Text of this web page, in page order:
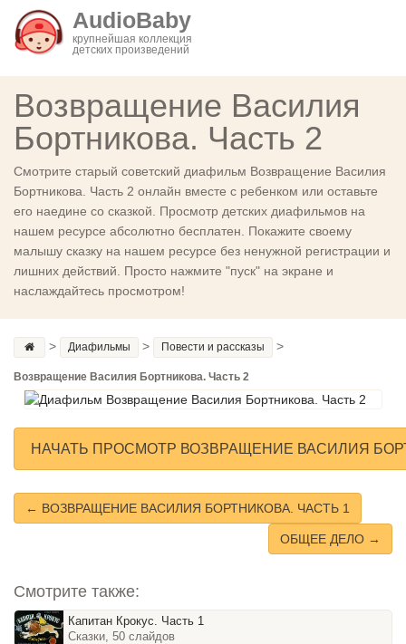
AudioBaby
крупнейшая коллекция
детских произведений
Возвращение Василия
Бортникова. Часть 2
Смотрите старый советский диафильм Возвращение Василия
Бортникова. Часть 2 онлайн вместе с ребенком или оставьте
его наедине со сказкой. Просмотр детских диафильмов на
нашем ресурсе абсолютно бесплатен. Покажите своему
малышу сказку на нашем ресурсе без ненужной регистрации и
лишних действий. Просто нажмите "пуск" на экране и
наслаждайтесь просмотром!
> Диафильмы > Повести и рассказы >
Возвращение Василия Бортникова. Часть 2
НАЧАТЬ ПРОСМОТР ВОЗВРАЩЕНИЕ ВАСИЛИЯ
← ВОЗВРАЩЕНИЕ ВАСИЛИЯ БОРТНИКОВА. ЧАСТЬ 1
ОБЩЕЕ ДЕЛО →
Смотрите также:
Капитан Крокус. Часть 1
Сказки, 50 слайдов